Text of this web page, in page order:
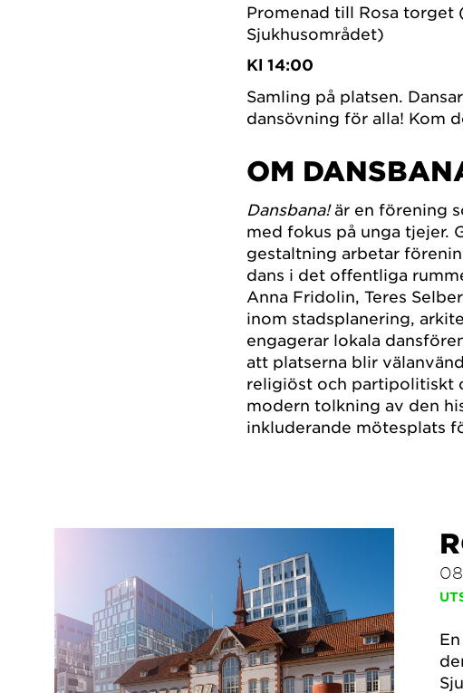
Promenad till Rosa torget
Sjukhusområdet)
Kl 14:00
Samling på platsen.
dansövning för alla! Kom
OM
Dansbana!är en förening
med fokus på unga tjejer.
gestaltning arbetar
dans i det offentliga
Anna Fridolin, Teres
inom stadsplanering,
engagerar lokala
att platserna blir
religiöst och partipolitiskt
modern tolkning av den
inkluderande mötesplats